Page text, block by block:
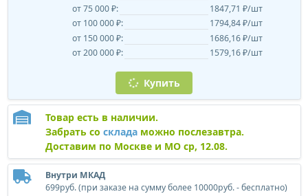
от 75 000 ₽:
1847,71 ₽/шт
от 100 000 ₽:
1794,84 ₽/шт
от 150 000 ₽:
1686,16 ₽/шт
от 200 000 ₽:
1579,16 ₽/шт
Купить
Товар есть в наличии.
Забрать со складаможно послезавтра.
Доставим по Москве и МО ср, 12.08.
Внутри МКАД
699руб. (при заказе на сумму более 10000руб. - бесплатно)